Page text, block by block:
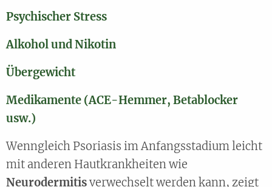
Psychischer Stress
Alkohol und Nikotin
Übergewicht
Medikamente (ACE-Hemmer, Betablocker
usw.)
Wenngleich Psoriasis im Anfangsstadium leicht
mit anderen Hautkrankheiten wie
Neurodermitisverwechselt werden kann, zeigt